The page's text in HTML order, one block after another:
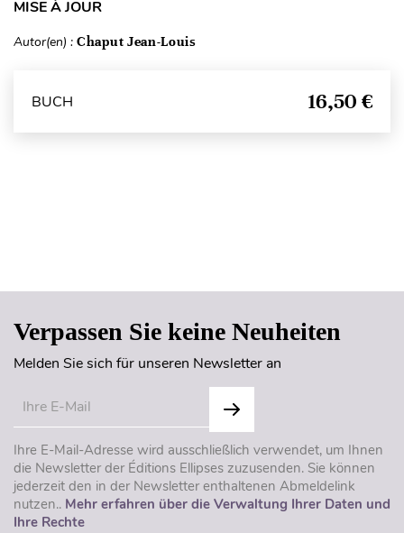
MISE À JOUR
Autor(en) : Chaput Jean-Louis
BUCH 16,50 €
Verpassen Sie keine Neuheiten
Melden Sie sich für unseren Newsletter an
Ihre E-Mail-Adresse wird ausschließlich verwendet, um Ihnen
die Newsletter der Éditions Ellipses zuzusenden. Sie können
jederzeit den in der Newsletter enthaltenen Abmeldelink
nutzen.. Mehr erfahren über die Verwaltung Ihrer Daten und
Ihre Rechte